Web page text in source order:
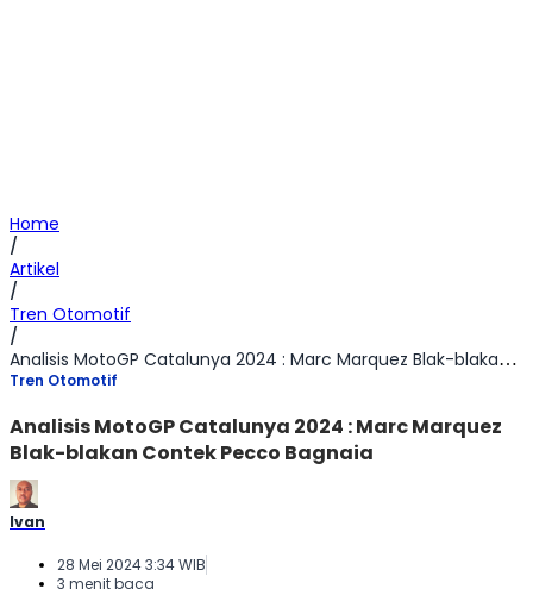
Home
/
Artikel
/
Tren Otomotif
/
Analisis MotoGP Catalunya 2024 : Marc Marquez Blak-blakan Contek Pecco Bagnaia
Tren Otomotif
Analisis MotoGP Catalunya 2024 : Marc Marquez
Blak-blakan Contek Pecco Bagnaia
Ivan
28 Mei 2024 3:34 WIB
3 menit baca